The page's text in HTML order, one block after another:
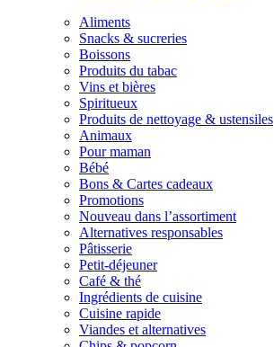
Aliments
Snacks & sucreries
Boissons
Produits du tabac
Vins et bières
Spiritueux
Produits de nettoyage & ustensiles
Animaux
Pour maman
Bébé
Bons & Cartes cadeaux
Promotions
Nouveau dans l’assortiment
Alternatives responsables
Pâtisserie
Petit-déjeuner
Café & thé
Ingrédients de cuisine
Cuisine rapide
Viandes et alternatives